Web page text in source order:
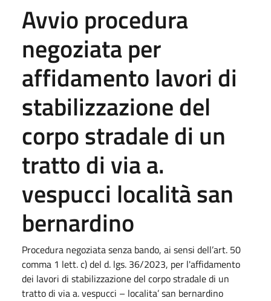
Avvio procedura
negoziata per
affidamento lavori di
stabilizzazione del
corpo stradale di un
tratto di via a.
vespucci località san
bernardino
Procedura negoziata senza bando, ai sensi dell’art. 50
comma 1 lett. c) del d. lgs. 36/2023, per l'affidamento
dei lavori di stabilizzazione del corpo stradale di un
tratto di via a. vespucci – localita’ san bernardino